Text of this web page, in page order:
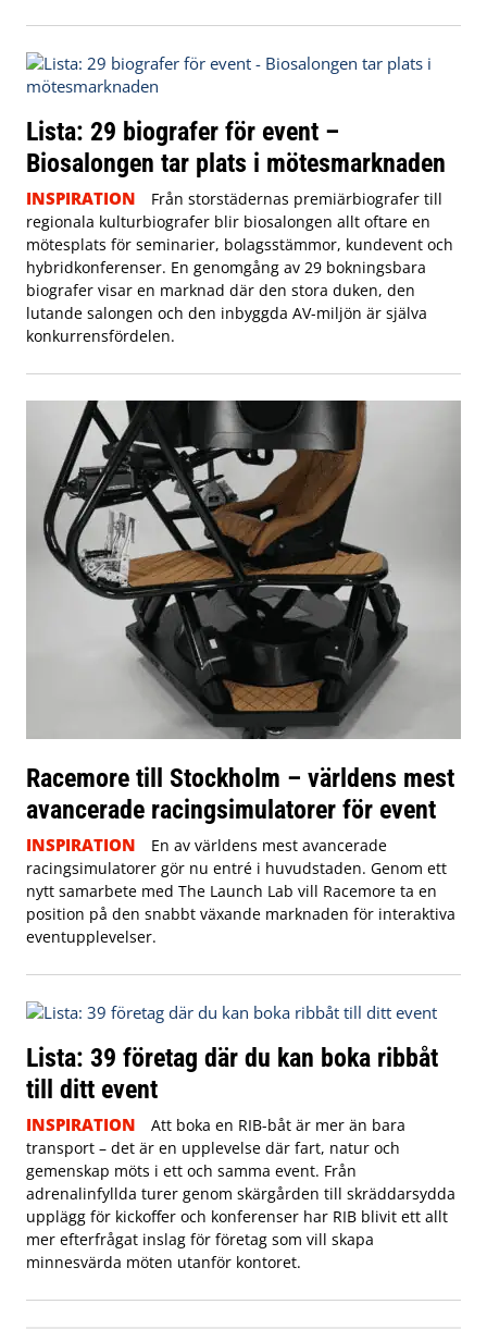
Lista: 29 biografer för event –
Biosalongen tar plats i mötesmarknaden
INSPIRATION
Från storstädernas premiärbiografer till
regionala kulturbiografer blir biosalongen allt oftare en
mötesplats för seminarier, bolagsstämmor, kundevent och
hybridkonferenser. En genomgång av 29 bokningsbara
biografer visar en marknad där den stora duken, den
lutande salongen och den inbyggda AV-miljön är själva
konkurrensfördelen.
Racemore till Stockholm – världens mest
avancerade racingsimulatorer för event
INSPIRATION
En av världens mest avancerade
racingsimulatorer gör nu entré i huvudstaden. Genom ett
nytt samarbete med The Launch Lab vill Racemore ta en
position på den snabbt växande marknaden för interaktiva
eventupplevelser.
Lista: 39 företag där du kan boka ribbåt
till ditt event
INSPIRATION
Att boka en RIB-båt är mer än bara
transport – det är en upplevelse där fart, natur och
gemenskap möts i ett och samma event. Från
adrenalinfyllda turer genom skärgården till skräddarsydda
upplägg för kickoffer och konferenser har RIB blivit ett allt
mer efterfrågat inslag för företag som vill skapa
minnesvärda möten utanför kontoret.